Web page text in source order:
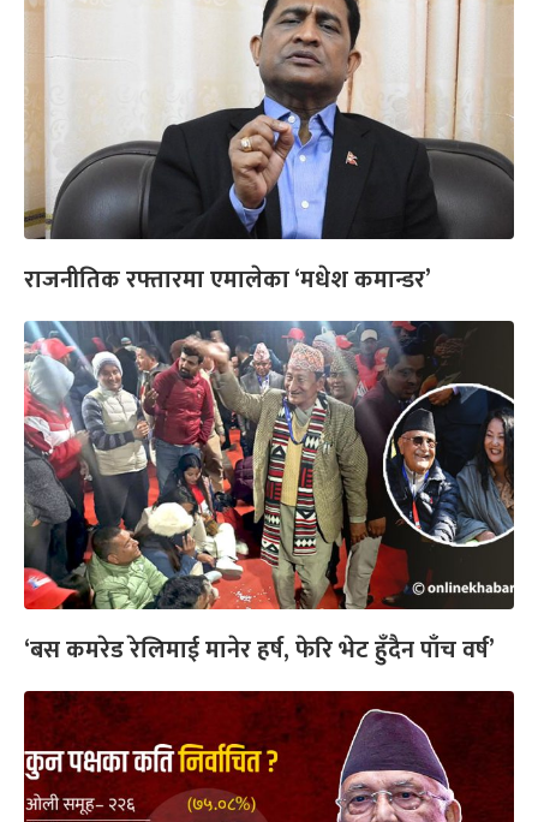
राजनीतिक रफ्तारमा एमालेका ‘मधेश कमान्डर’
‘बस कमरेड रेलिमाई मानेर हर्ष, फेरि भेट हुँदैन पाँच वर्ष’